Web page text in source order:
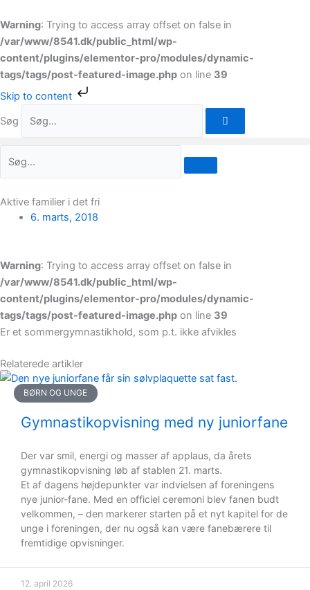
Warning: Trying to access array offset on false in
/var/www/8541.dk/public_html/wp-
content/plugins/elementor-pro/modules/dynamic-
tags/tags/post-featured-image.php on line 39
Skip to content
til
indholdet
Søg
Aktive familier i det fri
6. marts, 2018
Warning: Trying to access array offset on false in
/var/www/8541.dk/public_html/wp-
content/plugins/elementor-pro/modules/dynamic-
tags/tags/post-featured-image.php on line 39
Er et sommergymnastikhold, som p.t. ikke afvikles
Relaterede artikler
BØRN OG UNGE
Gymnastikopvisning med ny juniorfane
Der var smil, energi og masser af applaus, da årets
gymnastikopvisning løb af stablen 21. marts.
Et af dagens højdepunkter var indvielsen af foreningens
nye junior-fane. Med en officiel ceremoni blev fanen budt
velkommen, – den markerer starten på et nyt kapitel for de
unge i foreningen, der nu også kan være fanebærere til
fremtidige opvisninger.
12. april 2026